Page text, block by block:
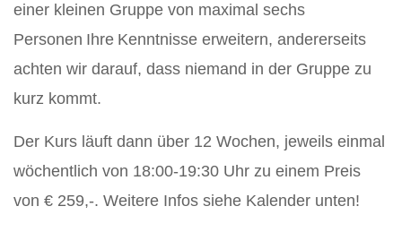
einer kleinen Gruppe von maximal sechs
Personen Ihre Kenntnisse erweitern, andererseits
achten wir darauf, dass niemand in der Gruppe zu
kurz kommt.
Der Kurs läuft dann über 12 Wochen, jeweils einmal
wöchentlich von 18:00-19:30 Uhr zu einem Preis
von € 259,-. Weitere Infos siehe Kalender unten!